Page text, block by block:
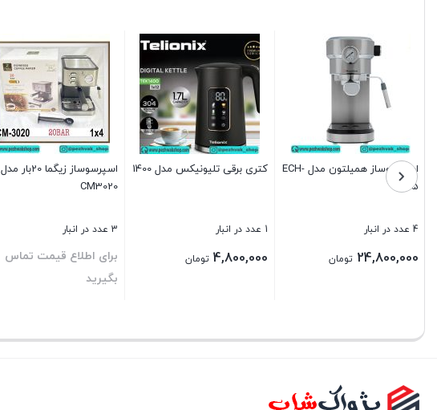
اسپرسوساز همیلتون مدل ECH-
2815
4 عدد در انبار
24,800,000 تومان
کتری برقی تلیونیکس مدل 1400
1 عدد در انبار
4,800,000 تومان
اسپرسوساز زیگما 20بار مدل
CM3020
3 عدد در انبار
برای اطلاع قیمت تماس
بگیرید